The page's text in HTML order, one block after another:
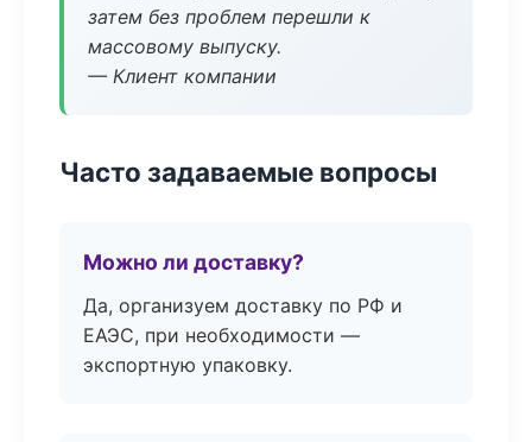
затем без проблем перешли к
массовому выпуску.
— Клиент компании
Часто задаваемые вопросы
Можно ли доставку?
Да, организуем доставку по РФ и
ЕАЭС, при необходимости —
экспортную упаковку.